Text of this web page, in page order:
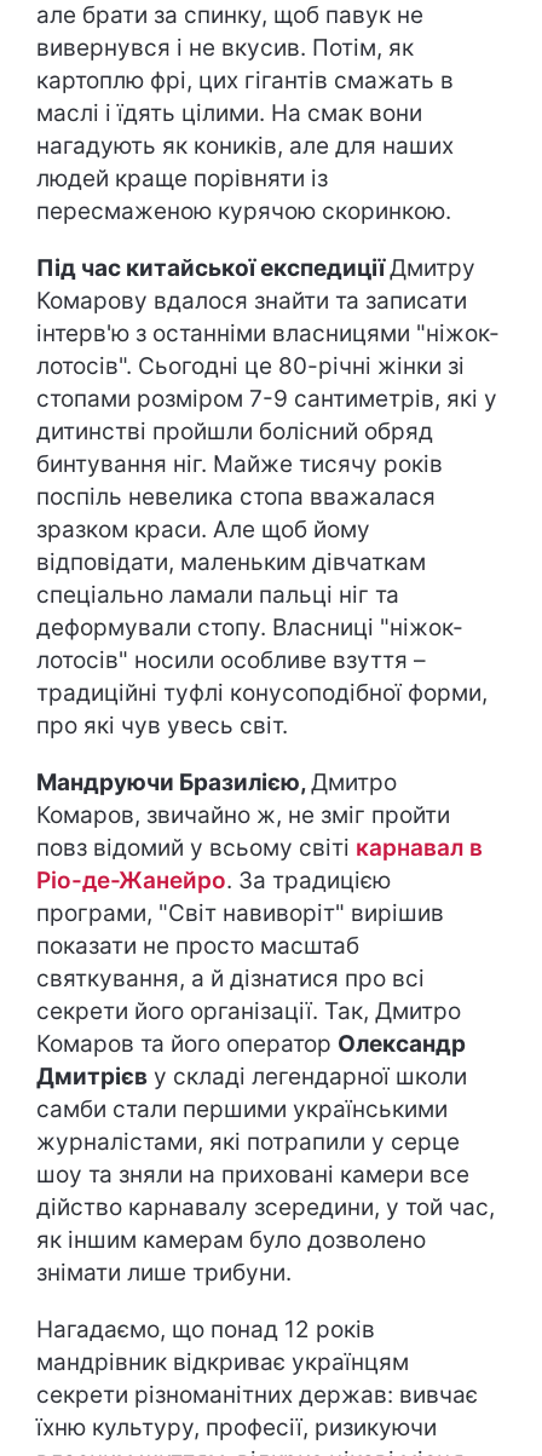
але брати за спинку, щоб павук не
вивернувся і не вкусив. Потім, як
картоплю фрі, цих гігантів смажать в
маслі і їдять цілими. На смак вони
нагадують як коників, але для наших
людей краще порівняти із
пересмаженою курячою скоринкою.
Під час китайської експедиціїДмитру
Комарову вдалося знайти та записати
інтерв'ю з останніми власницями "ніжок-
лотосів". Сьогодні це 80-річні жінки зі
стопами розміром 7-9 сантиметрів, які у
дитинстві пройшли болісний обряд
бинтування ніг. Майже тисячу років
поспіль невелика стопа вважалася
зразком краси. Але щоб йому
відповідати, маленьким дівчаткам
спеціально ламали пальці ніг та
деформували стопу. Власниці "ніжок-
лотосів" носили особливе взуття –
традиційні туфлі конусоподібної форми,
про які чув увесь світ.
Мандруючи Бразилією,Дмитро
Комаров, звичайно ж, не зміг пройти
повз відомий у всьому світі карнавал в
Ріо-де-Жанейро. За традицією
програми, "Світ навиворіт" вирішив
показати не просто масштаб
святкування, а й дізнатися про всі
секрети його організації. Так, Дмитро
Комаров та його оператор Олександр
Дмитрієв у складі легендарної школи
самби стали першими українськими
журналістами, які потрапили у серце
шоу та зняли на приховані камери все
дійство карнавалу зсередини, у той час,
як іншим камерам було дозволено
знімати лише трибуни.
Нагадаємо, що понад 12 років
мандрівник відкриває українцям
секрети різноманітних держав: вивчає
їхню культуру, професії, ризикуючи